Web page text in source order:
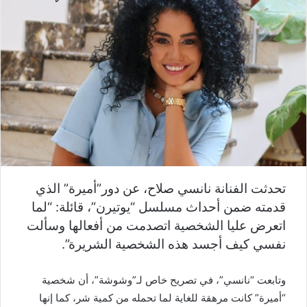
تحدثت الفنانة نانسي صلاح، عن دور”أميرة” الذي
قدمته ضمن أحداث مسلسل “يوتيرن”، قائلة: “لما
اتعرض عليا الشخصية اتصدمت من أفعالها وسألت
نفسي كيف أجسد هذه الشخصية الشريرة”.
وتابعت “نانسي”، في تصريح خاص لـ”وشوشة”، أن شخصية
“أميرة” كانت مرهقة للغاية لما تحمله من كمية شر، كما إنها